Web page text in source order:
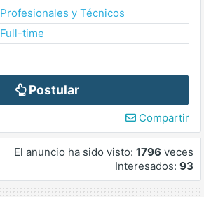
Profesionales y Técnicos
Full-time
Postular
Compartir
El anuncio ha sido visto: 1796 veces
Interesados: 93